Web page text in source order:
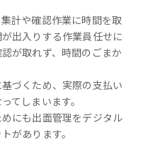
計や確認作業に時間を取
出入りする作業員任せに
が取れず、時間のごまか
づくため、実際の支払い
てしまいます。
にも出面管理をデジタル
があります。